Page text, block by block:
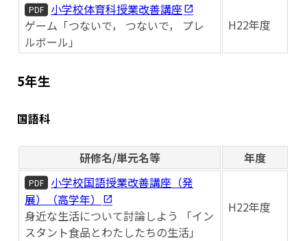
PDF
小学校体育科授業改善講座
ゲーム「つないで， つないで， プレ
ルボール」
H22年度
5年生
国語科
研修名/単元名等 年度
PDF
小学校国語授業改善講座（発
展）（高学年）
身近な生活について討論しよう 「イン
スタント食品とわたしたちの生活」
H22年度